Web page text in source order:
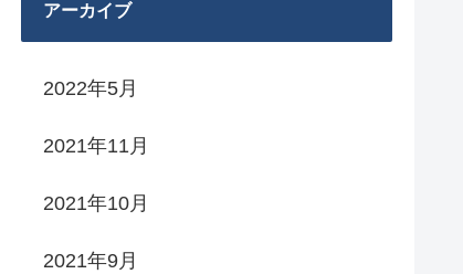
アーカイブ
2022年5月
2021年11月
2021年10月
2021年9月